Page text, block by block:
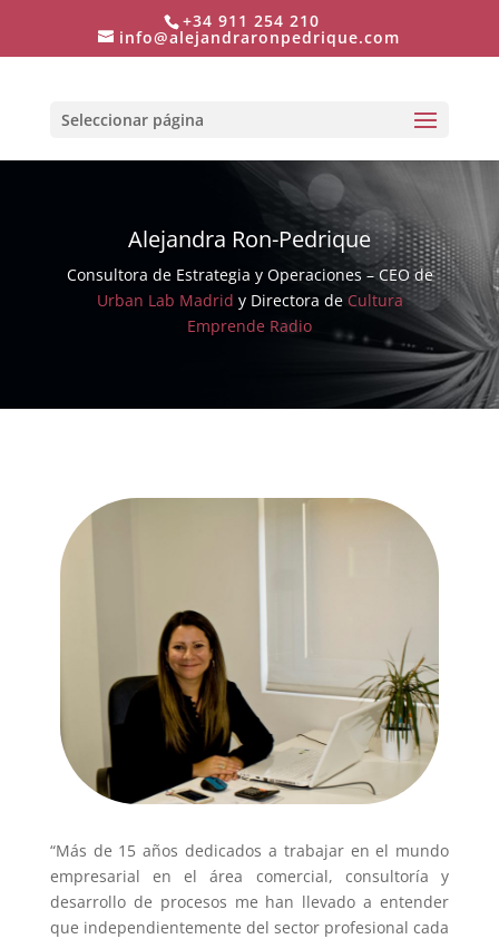
+34 911 254 210
info@alejandraronpedrique.com
Seleccionar página
Alejandra Ron-Pedrique
Consultora de Estrategia y Operaciones – CEO de
Urban Lab Madrid y Directora de Cultura
Emprende Radio
“Más de 15 años dedicados a trabajar en el mundo
empresarial en el área comercial, consultoría y
desarrollo de procesos me han llevado a entender
que independientemente del sector profesional cada